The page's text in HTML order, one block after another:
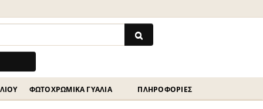
ΦΩΤΟΧΡΩΜΙΚΆ ΓΥΑΛΙΆ ΠΛΗΡΟΦΟΡΙΕΣ